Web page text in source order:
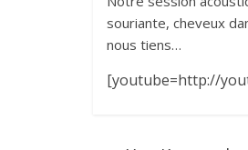
souriante, cheveux
nous tiens…
[youtube=http://